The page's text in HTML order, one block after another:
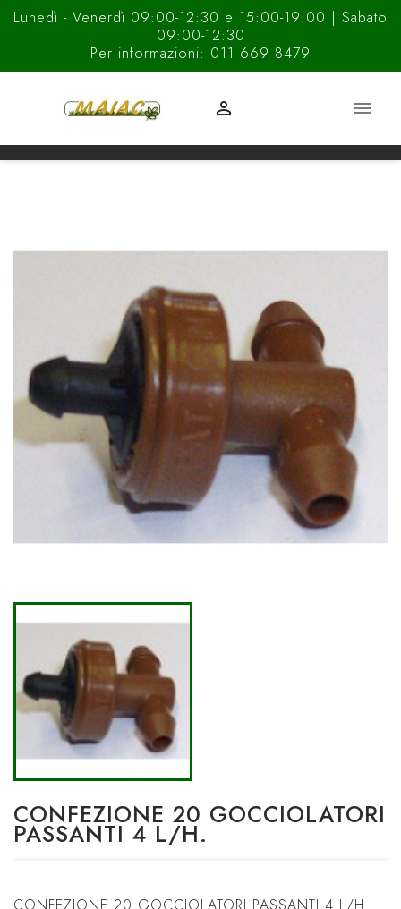
Lunedì - Venerdì 09:00-12:30 e 15:00-19:00 | Sabato
09:00-12:30
Per informazioni: 011 669 8479


CONFEZIONE 20 GOCCIOLATORI
PASSANTI 4 L/H.